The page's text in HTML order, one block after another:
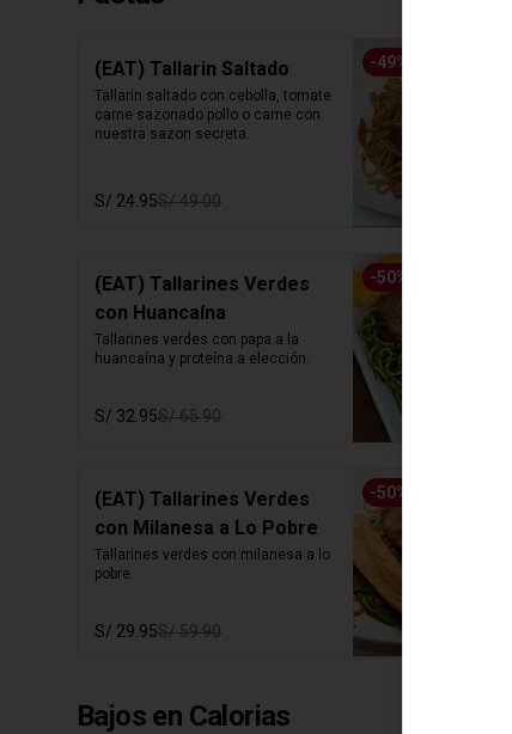
-49%
(EAT) Tallarin Saltado
Tallarin saltado con cebolla, tomate
carne sazonado pollo o carne con
nuestra sazon secreta.
S/ 24.95S/ 49.00
-50%
(EAT) Tallarines Verdes
con Huancaína
Tallarines verdes con papa a la
huancaína y proteína a elección.
S/ 32.95S/ 65.90
-50%
(EAT) Tallarines Verdes
con Milanesa a Lo Pobre
Tallarines verdes con milanesa a lo
pobre.
S/ 29.95S/ 59.90
Bajos en Calorias